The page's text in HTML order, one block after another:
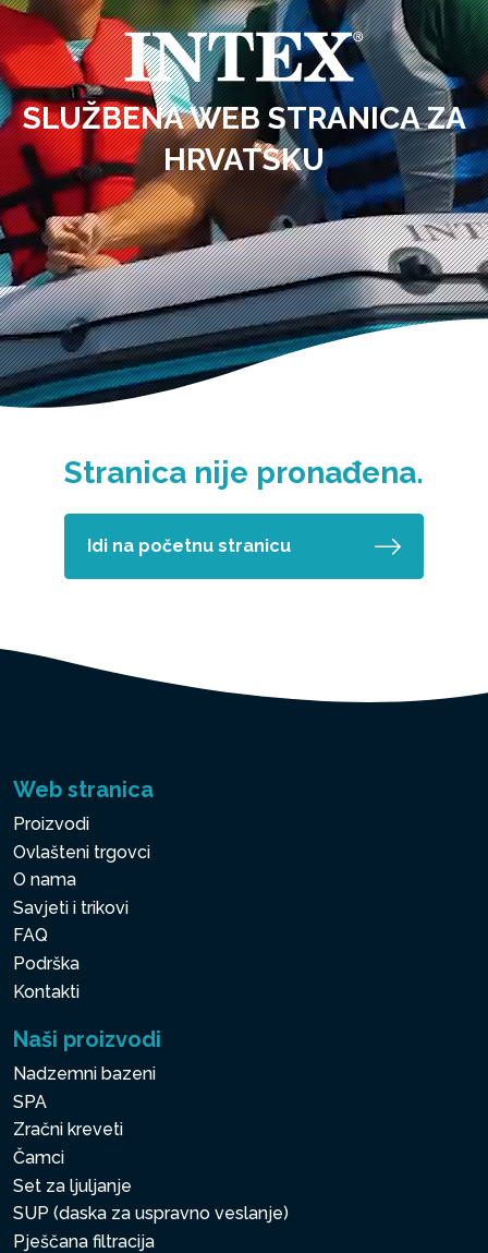
SLUŽBENA WEB STRANICA ZA
HRVATSKU
Stranica nije pronađena.
Idi na početnu stranicu
Web stranica
Proizvodi
Ovlašteni trgovci
O nama
Savjeti i trikovi
FAQ
Podrška
Kontakti
Naši proizvodi
Nadzemni bazeni
SPA
Zračni kreveti
Čamci
Set za ljuljanje
SUP (daska za uspravno veslanje)
Pješčana filtracija